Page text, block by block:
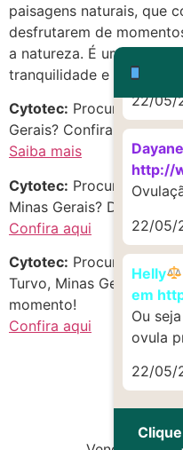
paisagens naturais, que
desfrutarem de
a natureza. É um destino
tranquilidade e
Cytotec: Procurando
Gerais? Confira as
Saiba mais
Cytotec: Procurando
Minas Gerais? Descubra
Confira aqui
Cytotec: Procurando
Turvo, Minas Gerais?
momento!
Confira aqui
G
http://
Muito
22/05/
http://
22/05/
Helly
em
Ou
ovula
22/05/